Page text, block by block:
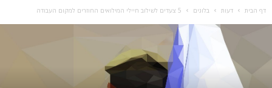
דף הבית דעות בלוגים 5 צעדים לשילוב חיילי המילואים החוזרים למקום העבודה